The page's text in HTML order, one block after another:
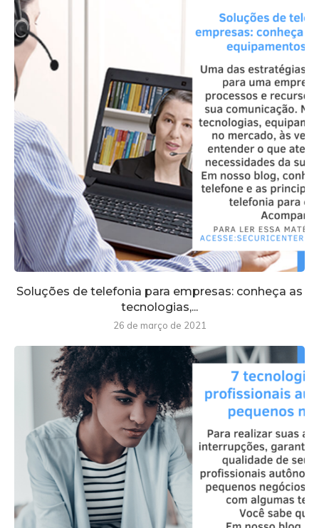
Soluções de telefonia para empresas: conheça as
tecnologias,...
26 de março de 2021